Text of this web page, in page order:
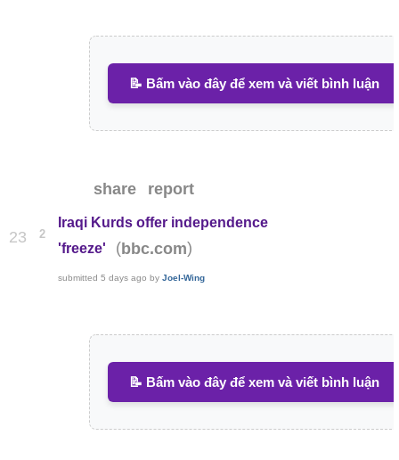
📝 Bấm vào đây để xem và viết bình luận
share report
23 2
Iraqi Kurds offer independence
'freeze'
(bbc.com)
submitted5 days ago byJoel-Wing
📝 Bấm vào đây để xem và viết bình luận